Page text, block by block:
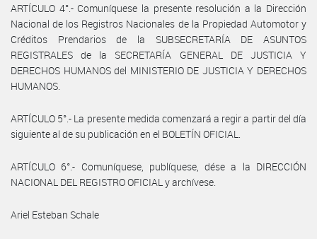
ARTÍCULO 4°.- Comuníquese la presente resolución a la Dirección
Nacional de los Registros Nacionales de la Propiedad Automotor y
Créditos Prendarios de la SUBSECRETARÍA DE ASUNTOS
REGISTRALES de la SECRETARÍA GENERAL DE JUSTICIA Y
DERECHOS HUMANOS del MINISTERIO DE JUSTICIA Y DERECHOS
HUMANOS.
ARTÍCULO 5°.- La presente medida comenzará a regir a partir del día
siguiente al de su publicación en el BOLETÍN OFICIAL.
ARTÍCULO 6°.- Comuníquese, publíquese, dése a la DIRECCIÓN
NACIONAL DEL REGISTRO OFICIAL y archívese.
Ariel Esteban Schale